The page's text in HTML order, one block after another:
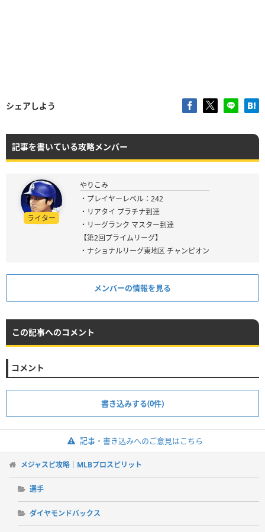
シェアしよう
記事を書いている攻略メンバー
ライター
やりこみ
・プレイヤーレベル：242
・リアタイ プラチナ到達
・リーグランク マスター到達
【第2回プライムリーグ】
・ナショナルリーグ東地区 チャンピオン
メンバーの情報を見る
この記事へのコメント
コメント
書き込みする(0件)
記事・書き込みへのご意見はこちら
メジャスピ攻略｜MLBプロスピリット
選手
ダイヤモンドバックス